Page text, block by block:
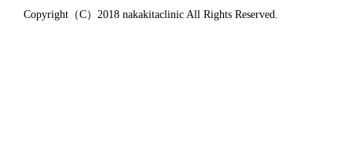
Copyright（C）2018 nakakitaclinic All Rights Reserved.